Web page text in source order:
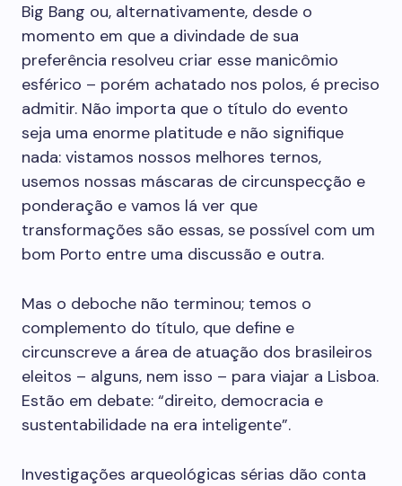
Big Bang ou, alternativamente, desde o
momento em que a divindade de sua
preferência resolveu criar esse manicômio
esférico – porém achatado nos polos, é preciso
admitir. Não importa que o título do evento
seja uma enorme platitude e não signifique
nada: vistamos nossos melhores ternos,
usemos nossas máscaras de circunspecção e
ponderação e vamos lá ver que
transformações são essas, se possível com um
bom Porto entre uma discussão e outra.
Mas o deboche não terminou; temos o
complemento do título, que define e
circunscreve a área de atuação dos brasileiros
eleitos – alguns, nem isso – para viajar a Lisboa.
Estão em debate: “direito, democracia e
sustentabilidade na era inteligente”.
Investigações arqueológicas sérias dão conta